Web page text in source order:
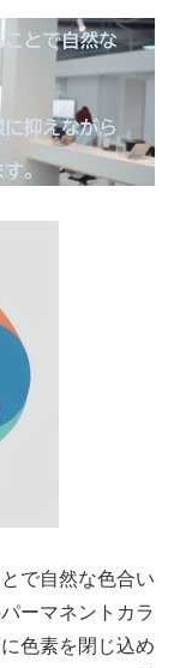
で自然な色合い
ーマネントカラ
色素を閉じ込め